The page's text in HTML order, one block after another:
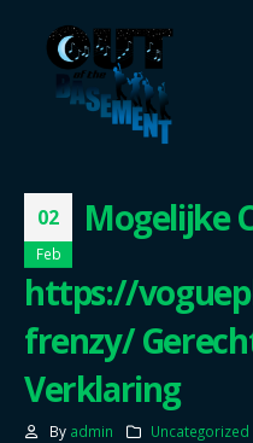
02
Feb
Mogelijke
https://
frenzy/
Verklaring
By admin Uncategorized